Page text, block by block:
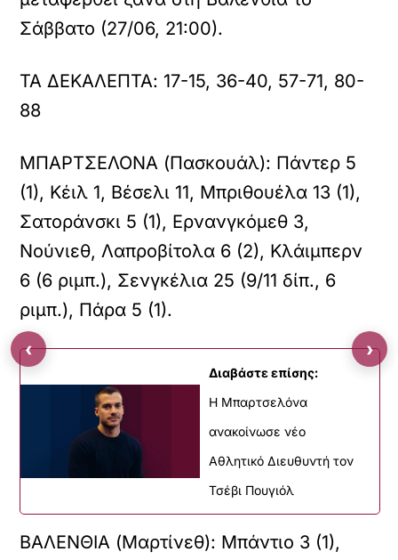
Σάββατο (27/06, 21:00).
ΤΑ ΔΕΚΑΛΕΠΤΑ: 17-15, 36-40, 57-71, 80-
88
ΜΠΑΡΤΣΕΛΟΝΑ (Πασκουάλ): Πάντερ 5
(1), Κέιλ 1, Βέσελι 11, Μπριθουέλα 13 (1),
Σατοράνσκι 5 (1), Ερνανγκόμεθ 3,
Νούνιεθ, Λαπροβίτολα 6 (2), Κλάιμπερν
6 (6 ριμπ.), Σενγκέλια 25 (9/11 δίπ., 6
ριμπ.), Πάρα 5 (1).
Διαβάστε επίσης:
Η Μπαρτσελόνα
ανακοίνωσε νέο
Αθλητικό Διευθυντή τον
Τσέβι Πουγιόλ
ΒΑΛΕΝΘΙΑ (Μαρτίνεθ): Μπάντιο 3 (1),
‹ ›